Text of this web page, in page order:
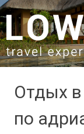
SKIP TO
Отдых
по